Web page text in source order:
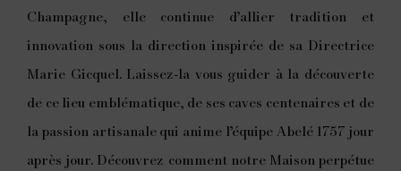
Champagne, elle continue d’allier tradition et
innovation sous la direction inspirée de sa Directrice
Marie Gicquel. Laissez-la vous guider à la découverte
de ce lieu emblématique, de ses caves centenaires et de
la passion artisanale qui anime l’équipe Abelé 1757 jour
après jour. Découvrez comment notre Maison perpétue